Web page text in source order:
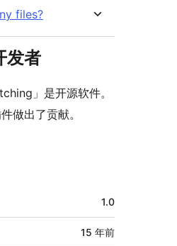
files?
发者
」是开源软件。
做出了贡献。
1.0
15 年前